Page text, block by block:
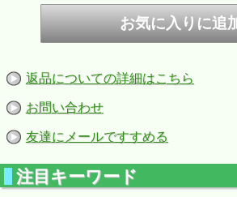
返品についての詳細はこちら
お問い合わせ
友達にメールですすめる
注目キーワード